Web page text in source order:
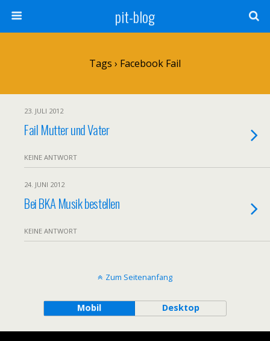
pit-blog
Tags › Facebook Fail
23. JULI 2012
Fail Mutter und Vater
KEINE ANTWORT
24. JUNI 2012
Bei BKA Musik bestellen
KEINE ANTWORT
Zum Seitenanfang
Mobil Desktop